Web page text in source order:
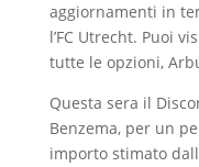
aggiornamenti in
l’FC Utrecht. Puoi
tutte le opzioni,
Questa sera il
Benzema, per un
importo stimato